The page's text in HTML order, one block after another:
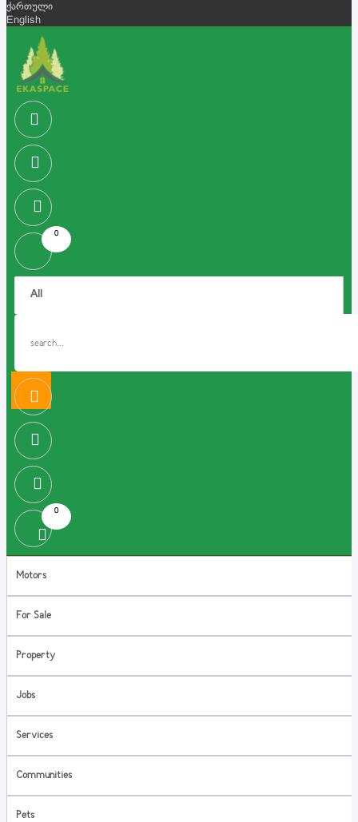
ქართული
English
0
0
Motors
For Sale
Property
Jobs
Services
Communities
Pets